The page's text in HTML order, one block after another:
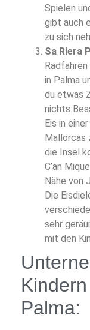
Spielen
gibt auch
zu sich
Sa Riera
in Palma
du etwas
nichts
Eis in
Mallorcas
die Insel
C’an
Nähe von
Die
sehr
mit den
Palma: